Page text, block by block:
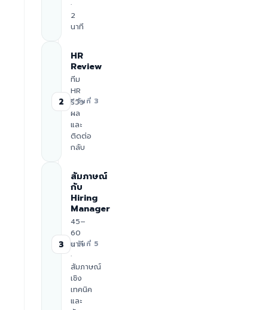
·
2
นาที
2
HR
Review
ทีม
HR
รีวิว
ผล
และ
ติดต่อ
กลับ
≈ วันที่ 3
3
สัมภาษณ์
กับ
Hiring
Manager
45–
60
นาที
·
สัมภาษณ์
เชิง
เทคนิค
และ
≈ วันที่ 5